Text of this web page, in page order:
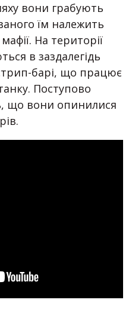
вони грабують
їм належить
На території
в заздалегідь
барі, що працює
Поступово
що вони опинилися